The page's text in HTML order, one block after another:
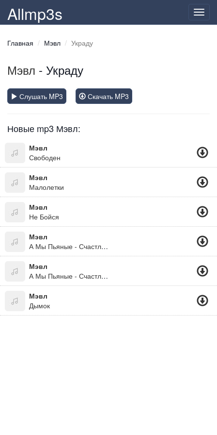
Allmp3s
Главная Мэвл Украду
Мэвл - Украду
Слушать MP3 Скачать MP3
Новые mp3 Мэвл:
Мэвл
Свободен
Мэвл
Малолетки
Мэвл
Не Бойся
Мэвл
А Мы Пьяные - Счастливые
Мэвл
А Мы Пьяные - Счастливые 2019
Мэвл
Дымок